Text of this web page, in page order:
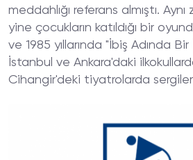
meddahlığı referans almıştı.
yine çocukların katıldığı bir
ve 1985 yıllarında "İbiş Adında
İstanbul ve Ankara'daki
Cihangir'deki tiyatrolarda